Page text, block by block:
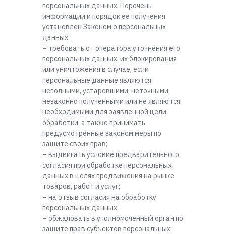
персональных данных. Перечень
информации и порядок ее получения
установлен Законом о персональных
данных;
– требовать от оператора уточнения его
персональных данных, их блокирования
или уничтожения в случае, если
персональные данные являются
неполными, устаревшими, неточными,
незаконно полученными или не являются
необходимыми для заявленной цели
обработки, а также принимать
предусмотренные законом меры по
защите своих прав;
– выдвигать условие предварительного
согласия при обработке персональных
данных в целях продвижения на рынке
товаров, работ и услуг;
– на отзыв согласия на обработку
персональных данных;
– обжаловать в уполномоченный орган по
защите прав субъектов персональных